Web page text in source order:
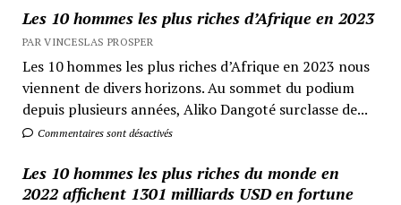
Les 10 hommes les plus riches d’Afrique en 2023
PAR VINCESLAS PROSPER
Les 10 hommes les plus riches d’Afrique en 2023 nous
viennent de divers horizons. Au sommet du podium
depuis plusieurs années, Aliko Dangoté surclasse de...
Commentaires sont désactivés
Les 10 hommes les plus riches du monde en
2022 affichent 1301 milliards USD en fortune